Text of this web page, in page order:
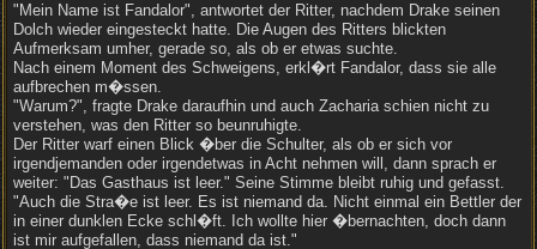
"Mein Name ist Fandalor", antwortet der Ritter, nachdem Drake seinen
Dolch wieder eingesteckt hatte. Die Augen des Ritters blickten
Aufmerksam umher, gerade so, als ob er etwas suchte.
Nach einem Moment des Schweigens, erkl�rt Fandalor, dass sie alle
aufbrechen m�ssen.
"Warum?", fragte Drake daraufhin und auch Zacharia schien nicht zu
verstehen, was den Ritter so beunruhigte.
Der Ritter warf einen Blick �ber die Schulter, als ob er sich vor
irgendjemanden oder irgendetwas in Acht nehmen will, dann sprach er
weiter: "Das Gasthaus ist leer." Seine Stimme bleibt ruhig und gefasst.
"Auch die Stra�e ist leer. Es ist niemand da. Nicht einmal ein Bettler der
in einer dunklen Ecke schl�ft. Ich wollte hier �bernachten, doch dann
ist mir aufgefallen, dass niemand da ist."